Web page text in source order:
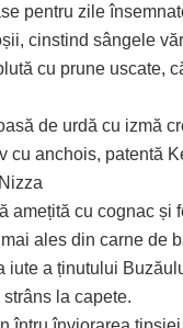
pentru zile
cinstind sângele
cu prune uscate,
de urdă cu izmă
cu anchois, patentă
amețită cu cognac
ales din carne de
iute a ținutului
la capete.